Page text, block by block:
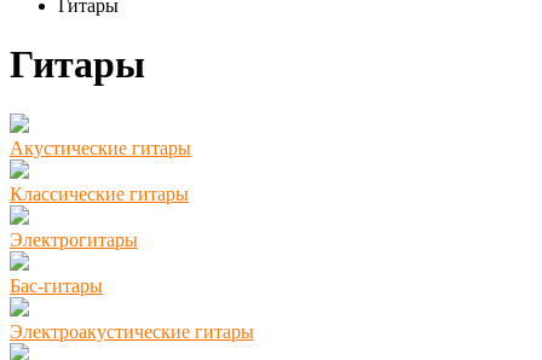
Гитары
Гитары
Акустические гитары
Классические гитары
Электрогитары
Бас-гитары
Электроакустические гитары